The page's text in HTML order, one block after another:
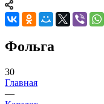
Фольга
30
Главная
—